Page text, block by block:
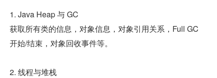
1. Java Heap 与 GC
获取所有类的信息，对象信息，对象引用关系，Full GC
开始/结束，对象回收事件等。
2. 线程与堆栈